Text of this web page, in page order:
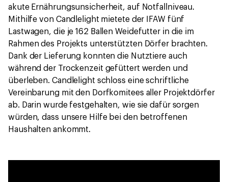
akute Ernährungsunsicherheit, auf Notfallniveau.
Mithilfe von Candlelight mietete der IFAW fünf
Lastwagen, die je 162 Ballen Weidefutter in die im
Rahmen des Projekts unterstützten Dörfer brachten.
Dank der Lieferung konnten die Nutztiere auch
während der Trockenzeit gefüttert werden und
überleben. Candlelight schloss eine schriftliche
Vereinbarung mit den Dorfkomitees aller Projektdörfer
ab. Darin wurde festgehalten, wie sie dafür sorgen
würden, dass unsere Hilfe bei den betroffenen
Haushalten ankommt.